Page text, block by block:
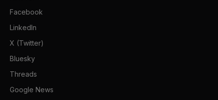
Facebook
LinkedIn
X (Twitter)
Bluesky
Threads
Google News